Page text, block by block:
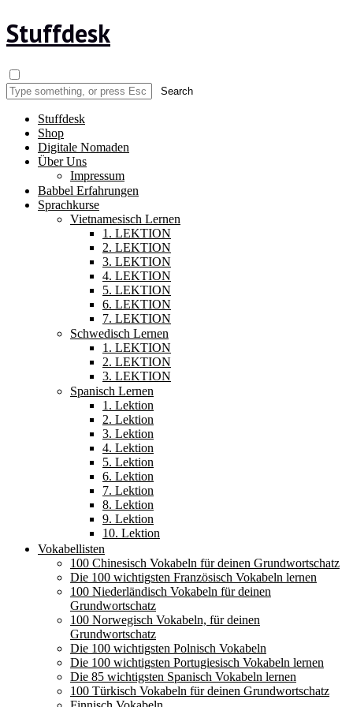
Stuffdesk
Stuffdesk
Shop
Digitale Nomaden
Über Uns
Impressum
Babbel Erfahrungen
Sprachkurse
Vietnamesisch Lernen
1. LEKTION
2. LEKTION
3. LEKTION
4. LEKTION
5. LEKTION
6. LEKTION
7. LEKTION
Schwedisch Lernen
1. LEKTION
2. LEKTION
3. LEKTION
Spanisch Lernen
1. Lektion
2. Lektion
3. Lektion
4. Lektion
5. Lektion
6. Lektion
7. Lektion
8. Lektion
9. Lektion
10. Lektion
Vokabellisten
100 Chinesisch Vokabeln für deinen Grundwortschatz
Die 100 wichtigsten Französisch Vokabeln lernen
100 Niederländisch Vokabeln für deinen
Grundwortschatz
100 Norwegisch Vokabeln, für deinen
Grundwortschatz
Die 100 wichtigsten Polnisch Vokabeln
Die 100 wichtigsten Portugiesisch Vokabeln lernen
Die 85 wichtigsten Spanisch Vokabeln lernen
100 Türkisch Vokabeln für deinen Grundwortschatz